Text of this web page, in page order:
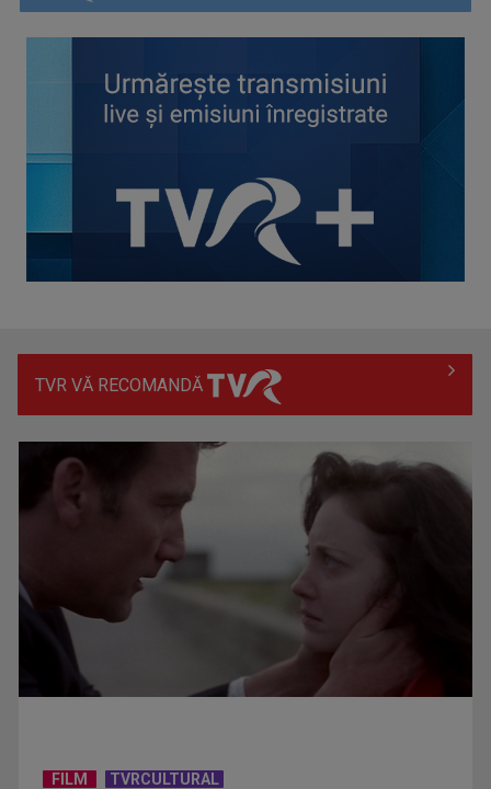
Spectacol total la TVR: David Popovici și tricolorii luptă
aniversat la TVR ...
în România”, un ...
TVR VĂ RECOMANDĂ
FILM TVRCULTURAL